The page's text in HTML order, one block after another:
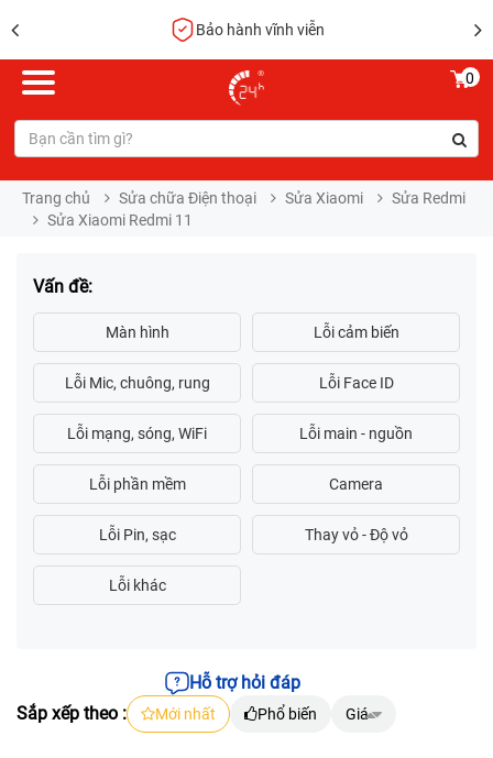
Bảo hành vĩnh viễn
0
Trang chủ Sửa chữa Điện thoại Sửa Xiaomi
Sửa Redmi
Sửa Xiaomi Redmi 11
Vấn đề:
Hỗ trợ hỏi đáp
Sắp xếp theo :
Mới nhất Phổ biến Giá